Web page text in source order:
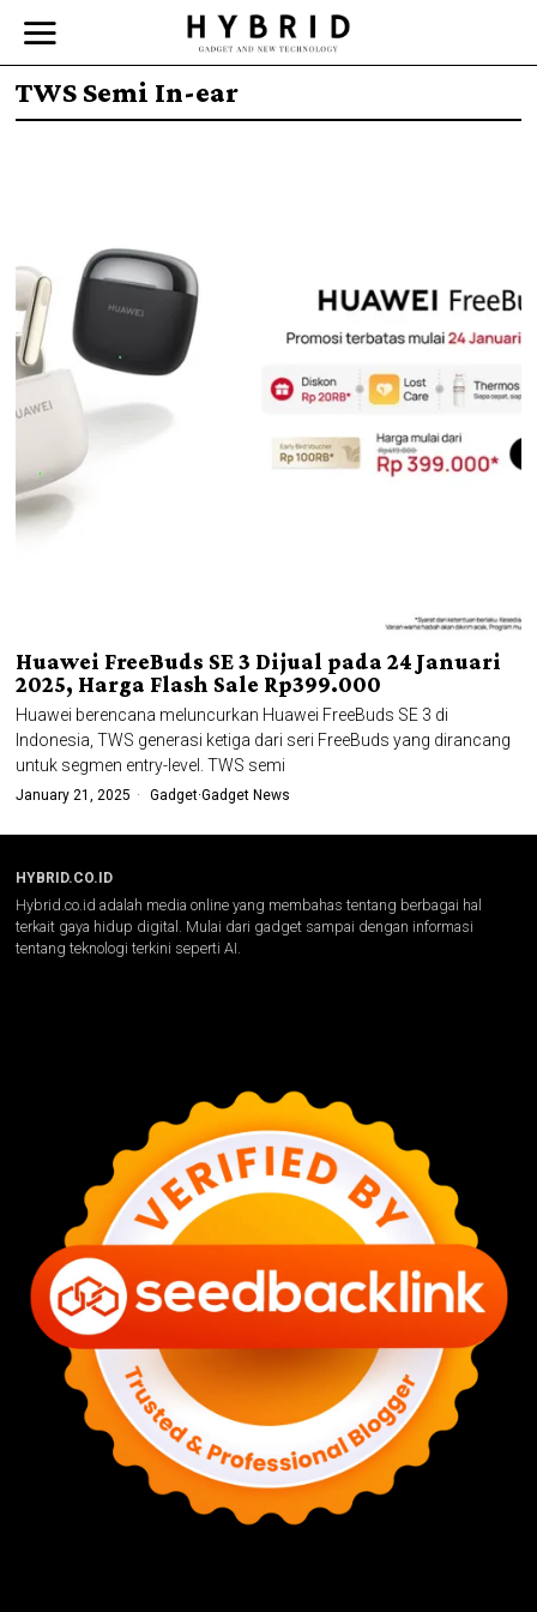
TWS Semi In-ear
Huawei FreeBuds SE 3 Dijual pada 24 Januari
2025, Harga Flash Sale Rp399.000
Huawei berencana meluncurkan Huawei FreeBuds SE 3 di
Indonesia, TWS generasi ketiga dari seri FreeBuds yang dirancang
untuk segmen entry-level. TWS semi
January 21, 2025 Gadget·Gadget News
HYBRID.CO.ID
Hybrid.co.id adalah media online yang membahas tentang berbagai hal
terkait gaya hidup digital. Mulai dari gadget sampai dengan informasi
tentang teknologi terkini seperti AI.